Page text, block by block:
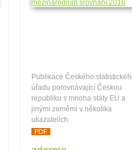
Publikace Českého
úřadu porovnávající Českou
republiku s mnoha státy EU a
jinými zeměmi v několika
ukazatelích.
PDF